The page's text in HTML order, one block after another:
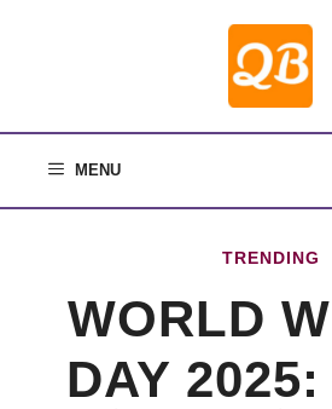
MENU
TRENDING
WORLD
DAY 2025: